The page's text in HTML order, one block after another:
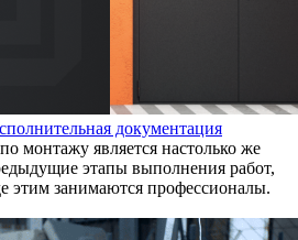
документация
монтажу является настолько же
этапы выполнения работ,
этим занимаются профессионалы.